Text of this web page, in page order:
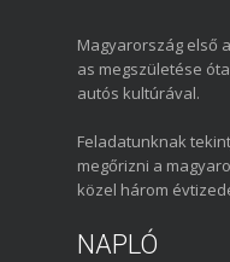
Magyarország első
as megszületése
autós kultúrával.
Feladatunknak
megőrizni a
közel három
NAPLÓ